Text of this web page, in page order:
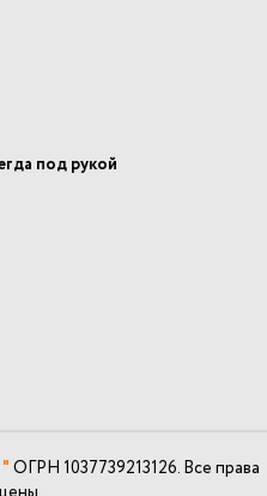
под рукой
ОГРН 1037739213126. Все права